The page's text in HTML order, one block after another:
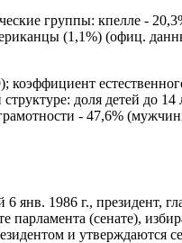
группы: кпелле -
(1,1%) (офиц.
доля детей до
- 47,6%
1986 г., президент,
парламента (сенате),
и утверждаются